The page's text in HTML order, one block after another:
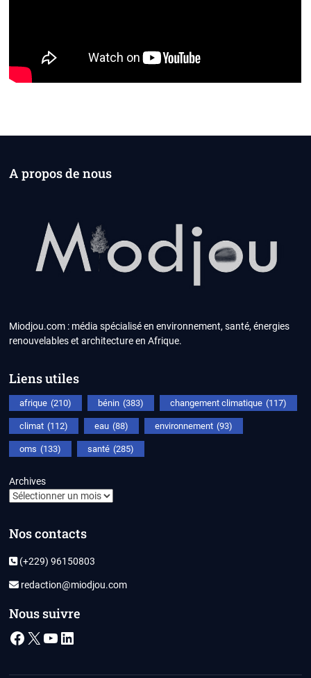
A propos de nous
Miodjou.com : média spécialisé en environnement, santé, énergies
renouvelables et architecture en Afrique.
Liens utiles
afrique (210) bénin (383) changement climatique (117)
climat (112) eau (88) environnement (93)
oms (133) santé (285)
Archives
Nos contacts
(+229) 96150803
redaction@miodjou.com
Nous suivre
Facebook
X YouTube
LinkedIn